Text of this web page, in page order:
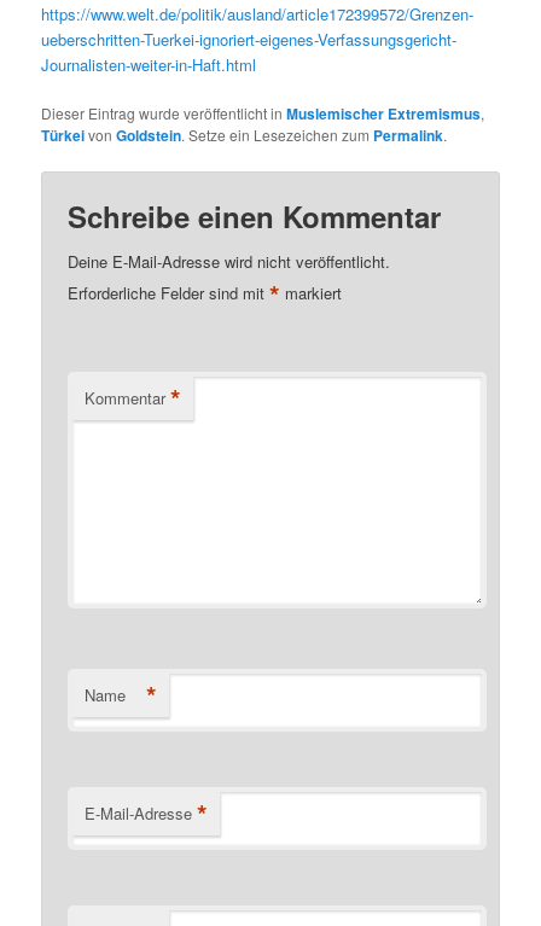
https://www.welt.de/politik/ausland/article172399572/Grenzen-
ueberschritten-Tuerkei-ignoriert-eigenes-Verfassungsgericht-
Journalisten-weiter-in-Haft.html
Dieser Eintrag wurde veröffentlicht inMuslemischer Extremismus,
TürkeivonGoldstein. Setze ein Lesezeichen zum Permalink.
Schreibe einen Kommentar
Deine E-Mail-Adresse wird nicht veröffentlicht.
Erforderliche Felder sind mit* markiert
Kommentar *
Name *
E-Mail-Adresse *